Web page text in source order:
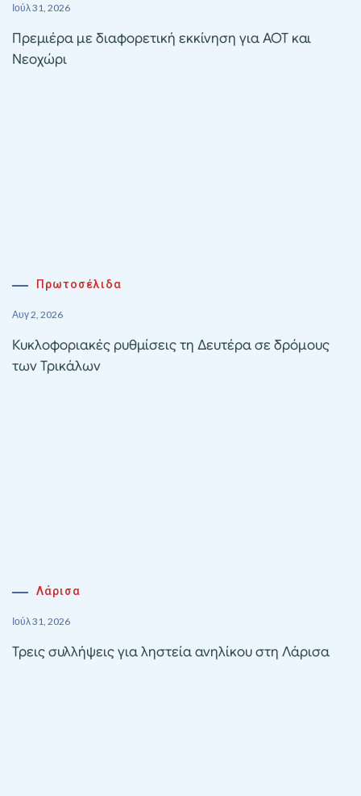
Ιούλ 31, 2026
Πρεμιέρα με διαφορετική εκκίνηση για ΑΟΤ και
Νεοχώρι
Πρωτοσέλιδα
Αυγ 2, 2026
Κυκλοφοριακές ρυθμίσεις τη Δευτέρα σε δρόμους
των Τρικάλων
Λάρισα
Ιούλ 31, 2026
Τρεις συλλήψεις για ληστεία ανηλίκου στη Λάρισα